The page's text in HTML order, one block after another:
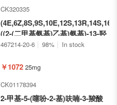
CK320335
((2-(二甲基氨基)乙基)氨基)-13-羟
基-8,14-二甲氧基-4,10,12,16-四甲
[16.3.1]二十二烷-1(21),4,6,10,18-
467214-20-6 98% In stock
￥1072 25mg
CK01178394
2-甲基-5-(噻吩-2-基)呋喃-3-羧酸